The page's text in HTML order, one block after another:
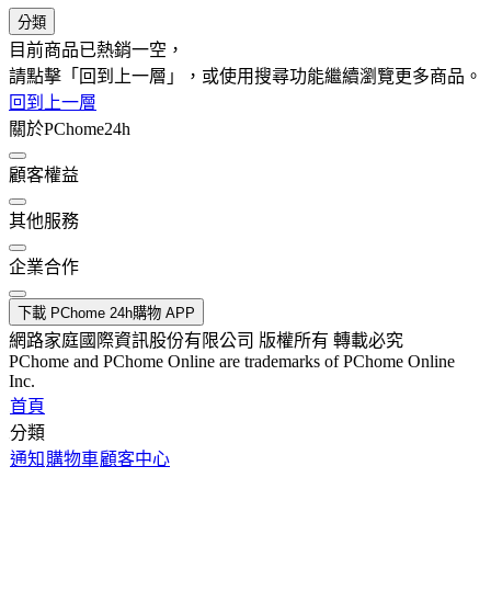
分類
目前商品已熱銷一空，
請點擊「回到上一層」，或使用搜尋功能繼續瀏覽更多商品。
回到上一層
關於PChome24h
顧客權益
其他服務
企業合作
下載 PChome 24h購物 APP
網路家庭國際資訊股份有限公司 版權所有 轉載必究
PChome and PChome Online are trademarks of PChome Online
Inc.
首頁
分類
通知 購物車顧客中心